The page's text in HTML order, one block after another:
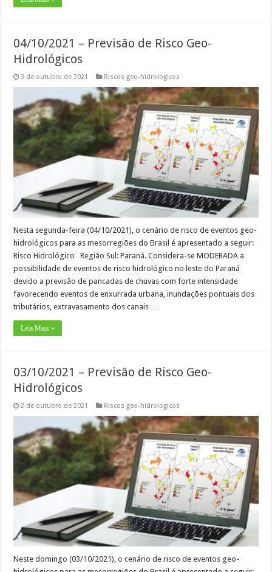
04/10/2021 – Previsão de Risco Geo-
Hidrológicos
3 de outubro de 2021 Riscos geo-hidrologicos
Nesta segunda-feira (04/10/2021), o cenário de risco de eventos geo-
hidrológicos para as mesorregiões do Brasil é apresentado a seguir:
Risco Hidrológico Região Sul: Paraná. Considera-se MODERADA a
possibilidade de eventos de risco hidrológico no leste do Paraná
devido a previsão de pancadas de chuvas com forte intensidade
favorecendo eventos de enxurrada urbana, inundações pontuais dos
tributários, extravasamento dos canais …
Leia Mais »
03/10/2021 – Previsão de Risco Geo-
Hidrológicos
2 de outubro de 2021 Riscos geo-hidrologicos
Neste domingo (03/10/2021), o cenário de risco de eventos geo-